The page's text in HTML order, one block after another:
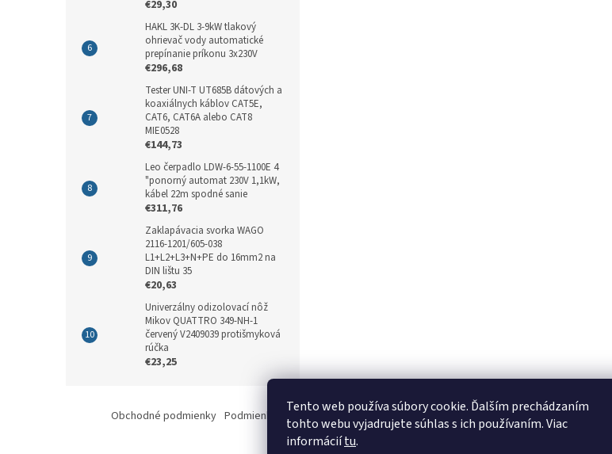
Tento web používa súbory cookie. Ďalším prechádzaním
tohto webu vyjadrujete súhlas s ich používaním. Viac
informáciítu.
€29,30
HAKL 3K-DL 3-9kW tlakový
ohrievač vody automatické
prepínanie príkonu 3x230V
€296,68
Tester UNI-T UT685B dátových a
koaxiálnych káblov CAT5E,
CAT6, CAT6A alebo CAT8
MIE0528
€144,73
Leo čerpadlo LDW-6-55-1100E 4
"ponorný automat 230V 1,1kW,
kábel 22m spodné sanie
€311,76
Zaklapávacia svorka WAGO
2116-1201/605-038
L1+L2+L3+N+PE do 16mm2 na
DIN lištu 35
€20,63
Univerzálny odizolovací nôž
Mikov QUATTRO 349-NH-1
červený V2409039 protišmyková
rúčka
€23,25
Obchodné podmienky Podmienky ochrany osobných údajov Reklamačný poriadok Reklamačný formulár